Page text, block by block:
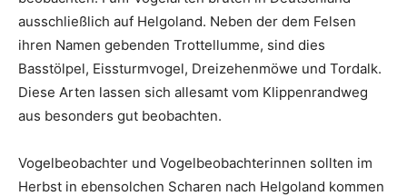
ausschließlich auf Helgoland. Neben der dem Felsen
ihren Namen gebenden Trottellumme, sind dies
Basstölpel, Eissturmvogel, Dreizehenmöwe und Tordalk.
Diese Arten lassen sich allesamt vom Klippenrandweg
aus besonders gut beobachten.
Vogelbeobachter und Vogelbeobachterinnen sollten im
Herbst in ebensolchen Scharen nach Helgoland kommen